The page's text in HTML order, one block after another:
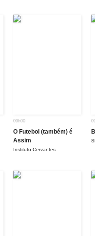
09h00
O Futebol (também) é
Assim
Instituto Cervantes